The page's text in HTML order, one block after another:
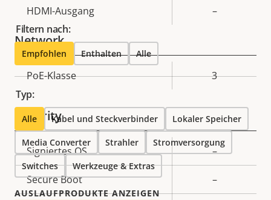
HDMI-Ausgang –
Network
Eigentumsbeschreibung Eigentumswert
PoE-Klasse 3
Security
Eigentumsbeschreibung Eigentumswert
Signiertes OS –
Secure Boot –
Filtern nach:
Empfohlen Enthalten Alle
Typ:
Alle Kabel und Steckverbinder Lokaler Speicher
Media Converter Strahler Stromversorgung
Switches Werkzeuge & Extras
AUSLAUFPRODUKTE ANZEIGEN